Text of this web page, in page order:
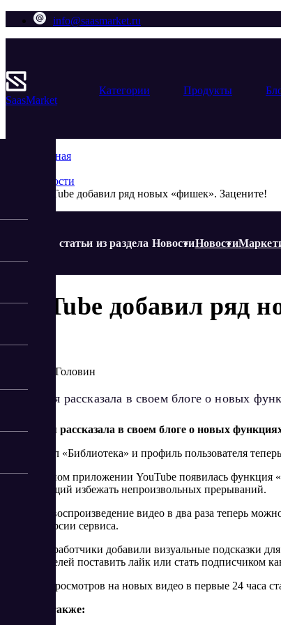
info@saasmarket.ru
SaasMarket
Категории Продукты
Главная
Новости
YouTube добавил ряд новых «фишек». Зацените!
Еще статьи из раздела НовостиНовости
YouTube добавил ряд
10/20/2023
Артур Головин
Компания рассказала в своем блоге о новых
Компания рассказала в своем блоге о новых
Так, раздел «Библиотека» и профиль пользователя
В мобильном приложении YouTube появилась функция
позволяющий избежать непроизвольных прерываний.
Ускорить воспроизведение видео в два раза теперь
и в веб-версии сервиса.
Также разработчики добавили визуальные подсказки
пользователей поставить лайк или стать подписчиком
Счетчик просмотров на новых видео в первые 24 часа
Читайте также: